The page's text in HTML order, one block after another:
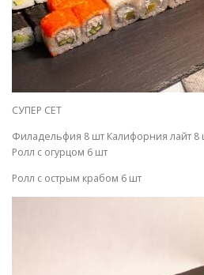
СУПЕР СЕТ
Филадельфия 8 шт Калифорния лайт 8
Ролл с огурцом 6 шт
Ролл с острым крабом 6 шт